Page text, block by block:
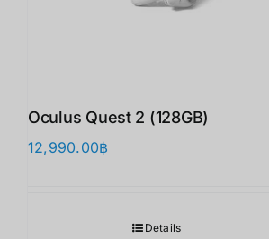
Oculus Quest 2 (128GB)
12,990.00฿
Details